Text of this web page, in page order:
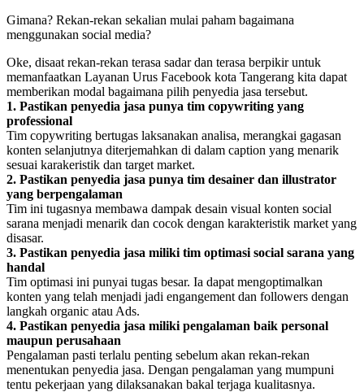
Gimana? Rekan-rekan sekalian mulai paham bagaimana
menggunakan social media?
Oke, disaat rekan-rekan terasa sadar dan terasa berpikir untuk
memanfaatkan Layanan Urus Facebook kota Tangerang kita dapat
memberikan modal bagaimana pilih penyedia jasa tersebut.
1. Pastikan penyedia jasa punya tim copywriting yang
professional
Tim copywriting bertugas laksanakan analisa, merangkai gagasan
konten selanjutnya diterjemahkan di dalam caption yang menarik
sesuai karakeristik dan target market.
2. Pastikan penyedia jasa punya tim desainer dan illustrator
yang berpengalaman
Tim ini tugasnya membawa dampak desain visual konten social
sarana menjadi menarik dan cocok dengan karakteristik market yang
disasar.
3. Pastikan penyedia jasa miliki tim optimasi social sarana yang
handal
Tim optimasi ini punyai tugas besar. Ia dapat mengoptimalkan
konten yang telah menjadi jadi engangement dan followers dengan
langkah organic atau Ads.
4. Pastikan penyedia jasa miliki pengalaman baik personal
maupun perusahaan
Pengalaman pasti terlalu penting sebelum akan rekan-rekan
menentukan penyedia jasa. Dengan pengalaman yang mumpuni
tentu pekerjaan yang dilaksanakan bakal terjaga kualitasnya.